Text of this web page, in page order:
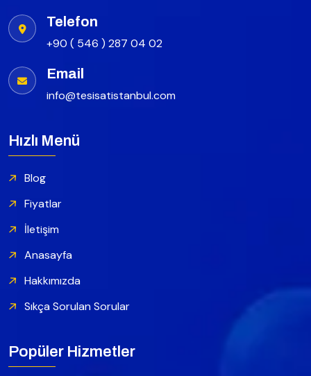
Telefon
+90 ( 546 ) 287 04 02
Email
info@tesisatistanbul.com
Hızlı Menü
Blog
Fiyatlar
İletişim
Anasayfa
Hakkımızda
Sıkça Sorulan Sorular
Popüler Hizmetler